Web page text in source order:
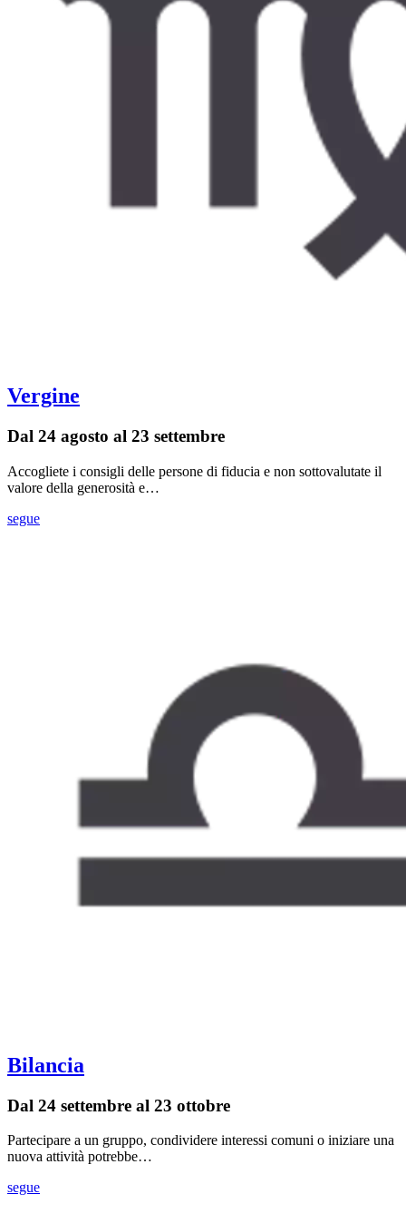
Vergine
Dal 24 agosto al 23 settembre
Accogliete i consigli delle persone di fiducia e non sottovalutate il
valore della generosità e…
segue
Bilancia
Dal 24 settembre al 23 ottobre
Partecipare a un gruppo, condividere interessi comuni o iniziare una
nuova attività potrebbe…
segue